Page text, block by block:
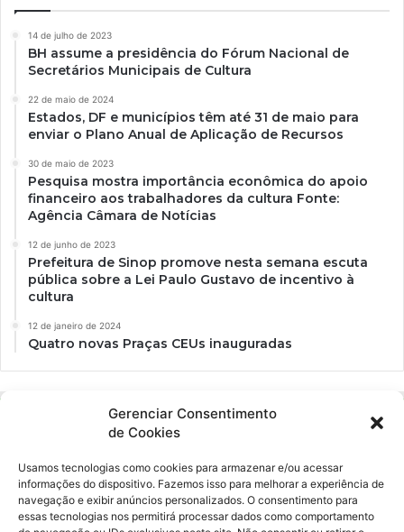
Gerenciar Consentimento
de Cookies
Usamos tecnologias como cookies para armazenar e/ou acessar
informações do dispositivo. Fazemos isso para melhorar a experiência de
navegação e exibir anúncios personalizados. O consentimento para
essas tecnologias nos permitirá processar dados como comportamento
14 de julho de 2023
BH assume a presidência do Fórum Nacional de
Secretários Municipais de Cultura
22 de maio de 2024
Estados, DF e municípios têm até 31 de maio para
enviar o Plano Anual de Aplicação de Recursos
30 de maio de 2023
Pesquisa mostra importância econômica do apoio
financeiro aos trabalhadores da cultura Fonte:
Agência Câmara de Notícias
12 de junho de 2023
Prefeitura de Sinop promove nesta semana escuta
pública sobre a Lei Paulo Gustavo de incentivo à
cultura
12 de janeiro de 2024
Quatro novas Praças CEUs inauguradas
Ockara é uma plataforma multicultural e criativa. Nossa proposta é